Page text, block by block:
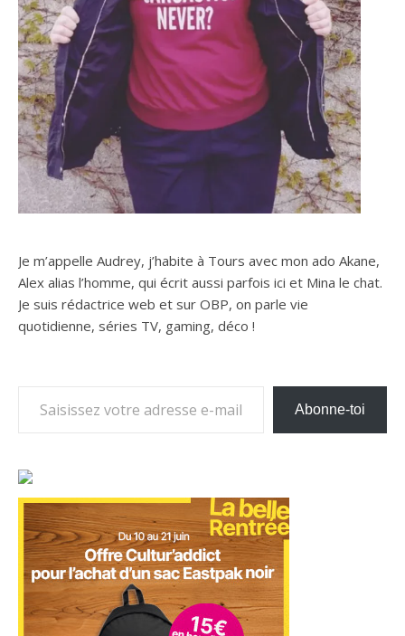
Je m’appelle Audrey, j’habite à Tours avec mon ado Akane,
Alex alias l’homme, qui écrit aussi parfois ici et Mina le chat.
Je suis rédactrice web et sur OBP, on parle vie
quotidienne, séries TV, gaming, déco !
Abonne-toi